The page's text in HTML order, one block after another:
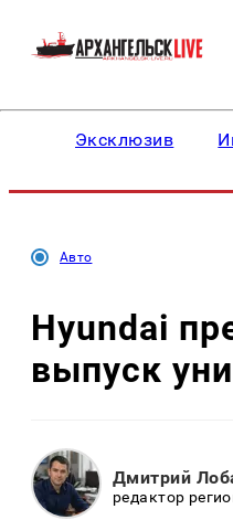
Эксклюзив
Авто
Hyundai
выпуск
Дмитрий
редактор